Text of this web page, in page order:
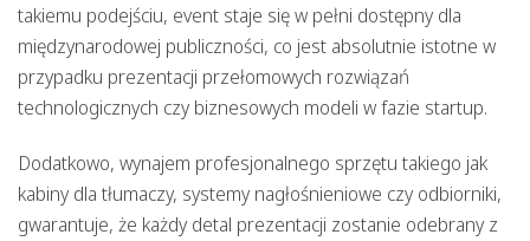
takiemu podejściu, event staje się w pełni dostępny dla
międzynarodowej publiczności, co jest absolutnie istotne w
przypadku prezentacji przełomowych rozwiązań
technologicznych czy biznesowych modeli w fazie startup.
Dodatkowo, wynajem profesjonalnego sprzętu takiego jak
kabiny dla tłumaczy, systemy nagłośnieniowe czy odbiorniki,
gwarantuje, że każdy detal prezentacji zostanie odebrany z